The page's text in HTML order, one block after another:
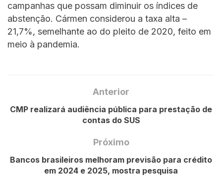
campanhas que possam diminuir os índices de
abstenção. Cármen considerou a taxa alta –
21,7%, semelhante ao do pleito de 2020, feito em
meio à pandemia.
Anterior
CMP realizará audiência pública para prestação de
contas do SUS
Próximo
Bancos brasileiros melhoram previsão para crédito
em 2024 e 2025, mostra pesquisa